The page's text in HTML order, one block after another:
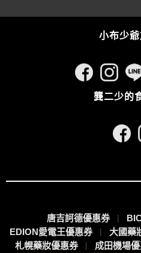
小布少
龔二少的
唐吉訶德優惠券
EDION愛電王優惠券
大國藥
札幌藥妝優惠券
成田機場